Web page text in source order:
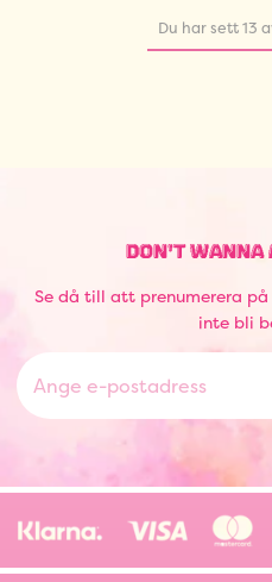
Du har sett 13
DON'T WANNA
Se då till att prenumerera
inte bli